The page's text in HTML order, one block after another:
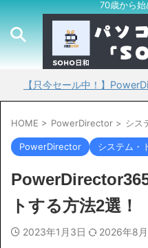
70歳から始
今セール中！】
HOME > PowerDirector > シス
PowerDirector システム・
トする方法2選！
2023年1月3日 2026年8